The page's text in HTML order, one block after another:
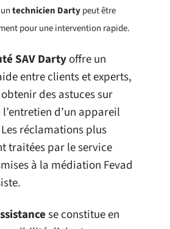
technicien Dartypeut être
pour une intervention rapide.
SAV Dartyoffre un
entre clients et experts,
des astuces sur
d’un appareil
réclamations plus
traitées par le service
à la médiation Fevad
se constitue en